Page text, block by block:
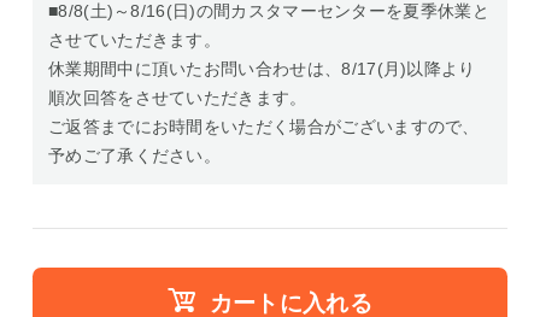
■8/8(土)～8/16(日)の間カスタマーセンターを夏季休業と
させていただきます。
休業期間中に頂いたお問い合わせは、8/17(月)以降より
順次回答をさせていただきます。
ご返答までにお時間をいただく場合がございますので、
予めご了承ください。
カートに入れる